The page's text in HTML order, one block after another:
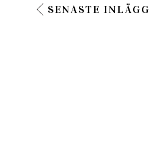
SENASTE INLÄGG